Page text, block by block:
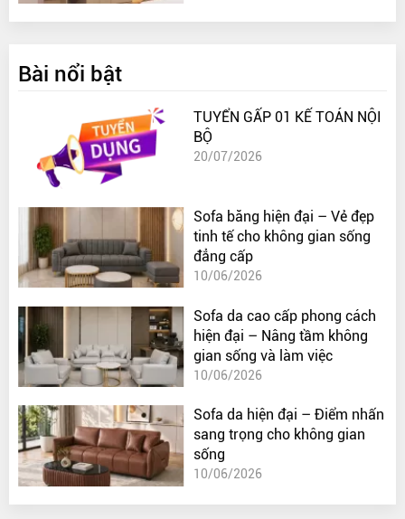
Bài nổi bật
TUYỂN GẤP 01 KẾ TOÁN NỘI
BỘ
20/07/2026
Sofa băng hiện đại – Vẻ đẹp
tinh tế cho không gian sống
đẳng cấp
10/06/2026
Sofa da cao cấp phong cách
hiện đại – Nâng tầm không
gian sống và làm việc
10/06/2026
Sofa da hiện đại – Điểm nhấn
sang trọng cho không gian
sống
10/06/2026